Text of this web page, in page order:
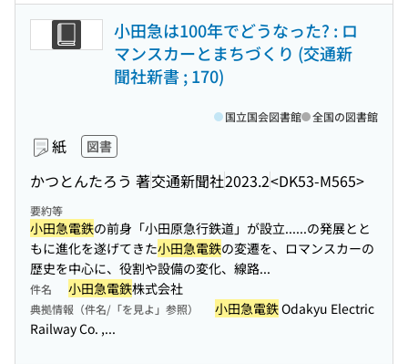
小田急は100年でどうなった? : ロ
マンスカーとまちづくり (交通新
聞社新書 ; 170)
紙 図書
かつとんたろう 著交通新聞社2023.2<DK53-M565>
国立国会図書館 全国の図書館
要約等
小田急電鉄の前身「小田原急行鉄道」が設立......の発展とと
もに進化を遂げてきた小田急電鉄の変遷を、ロマンスカーの
歴史を中心に、役割や設備の変化、線路...
件名 小田急電鉄株式会社
典拠情報（件名/「を見よ」参照） 小田急電鉄Odakyu Electric
Railway Co. ,...